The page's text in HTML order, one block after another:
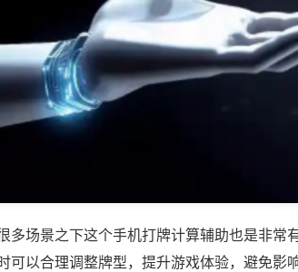
多场景之下这个手机打牌计算辅助也是非常
可以合理调整牌型，提升游戏体验，避免影